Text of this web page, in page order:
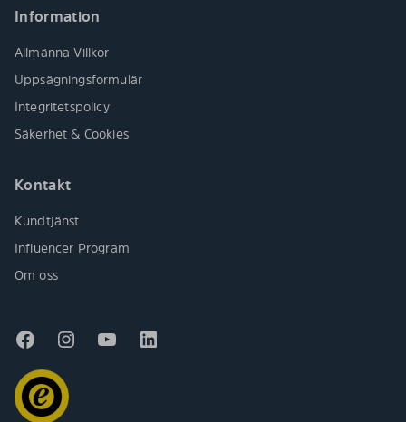
Information
Allmänna Villkor
Uppsägningsformulär
Integritetspolicy
Säkerhet & Cookies
Kontakt
Kundtjänst
Influencer Program
Om oss